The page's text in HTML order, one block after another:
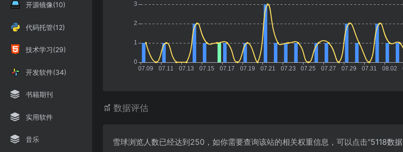
开源镜像(10)
代码托管(12)
技术学习(29)
开发软件(34)
书籍期刊
实用软件
音乐
数据评估
雪球浏览人数已经达到250，如你需要查询该站的相关权重信息，可以点击"5118数据